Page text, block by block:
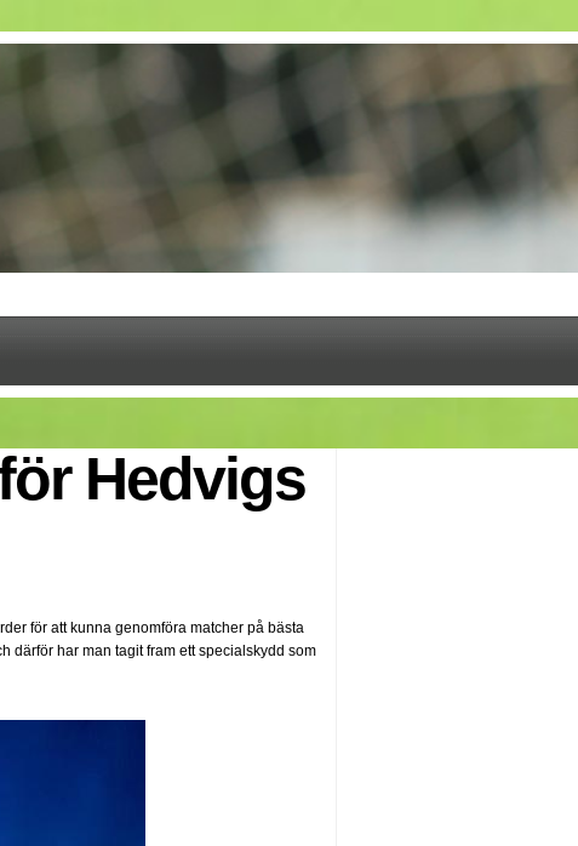
Hedvigs
för att kunna genomföra matcher på bästa
därför har man tagit fram ett specialskydd som